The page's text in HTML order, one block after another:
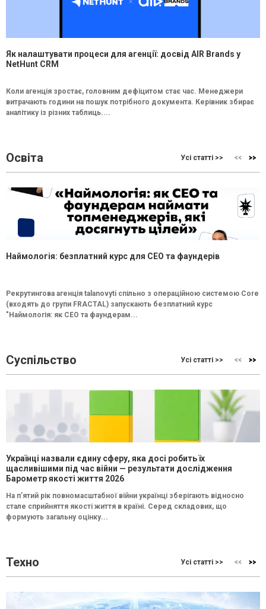
Як налаштувати процеси для агенції: досвід AIR Brands у
NetHunt CRM
Коли агенція зростає, головним дефіцитом стає час. Менеджери
витрачають години на пошук потрібного документа. Керівник збирає
аналітику із різних таблиць....
Освіта Усі статті >>
Наймологія: безплатний курс для CEO та фаундерів
Рекрутингова агенція talanovyti спільно з операційною системою Core
(входять до групи FRACTAL) запускають безплатний курс
"Наймологія: як СEO та фаундерам...
Суспільство Усі статті >>
Українці назвали єдину сферу, яка досі робить їх
щасливішими під час війни — результати дослідження
Барометр якості життя 2026
На п’ятий рік повномасштабної війни українці зберігають відносно
стале сприйняття якості життя в країні. Серед складових, що
формують загальну оцінку...
Техно Усі статті >>